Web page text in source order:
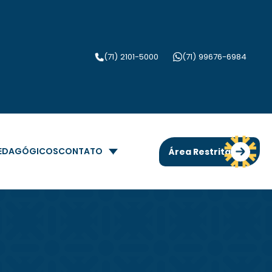
(71) 2101-5000 (71) 99676-6984
CONTATO Área Restrita